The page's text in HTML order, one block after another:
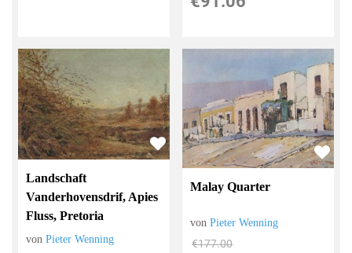
Landschaft
Vanderhovensdrif, Apies
Fluss, Pretoria
vonPieter Wenning
Malay Quarter
vonPieter Wenning
€177.00